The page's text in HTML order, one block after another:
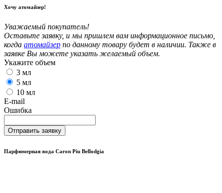
Хочу атомайзер!
Уважаемый покупатель!
Оставьте заявку, и мы пришлем вам информационное письмо,
когда атомайзер по данному товару будет в наличии. Также в
заявке Вы можете указать желаемый объем.
Укажите объем
3 мл
5 мл
10 мл
E-mail
Ошибка
Отправить заявку
Парфюмерная вода Caron Piu Bellodgia